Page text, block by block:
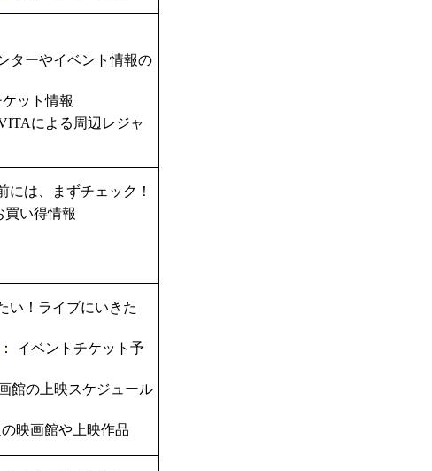
ターやイベント情報の
ット情報
による周辺レジャ
には、まずチェック！
買い得情報
い！ライブにいきた
： イベントチケット予
館の上映スケジュール
映画館や上映作品